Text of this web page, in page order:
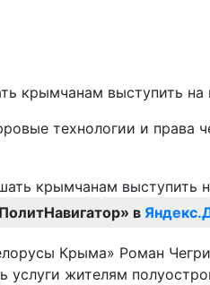
крымчанам выступить
технологии и права
в
Крыма» Роман
услуги жителям